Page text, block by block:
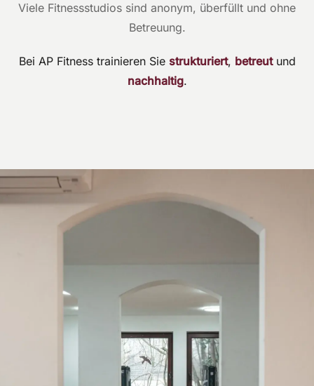
Viele Fitnessstudios sind anonym, überfüllt und ohne
Betreuung.
Bei AP Fitness trainieren Sie strukturiert, betreutund
nachhaltig.